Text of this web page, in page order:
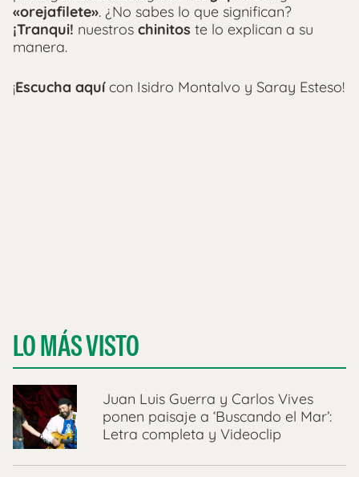
«orejafilete». ¿No sabes lo que significan?
¡Tranqui! nuestros chinitos te lo explican a su
manera.
¡Escucha aquícon Isidro Montalvo y Saray Esteso!
LO MÁS VISTO
Juan Luis Guerra y Carlos Vives
ponen paisaje a ‘Buscando el Mar’:
Letra completa y Videoclip